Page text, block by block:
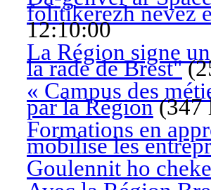
folitikerezh nevez
12:10:00
La Région signe
la rade de Brest"(
« Campus des
par la Région(347
Formations en
mobilise les
Goulennit ho